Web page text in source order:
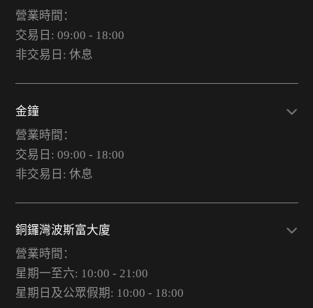
營業時間：
交易日: 09:00 - 18:00
非交易日: 休息
金鐘
營業時間：
交易日: 09:00 - 18:00
非交易日: 休息
銅鑼灣波斯富大廈
營業時間：
星期一至六: 10:00 - 21:00
星期日及公眾假期: 10:00 - 18:00